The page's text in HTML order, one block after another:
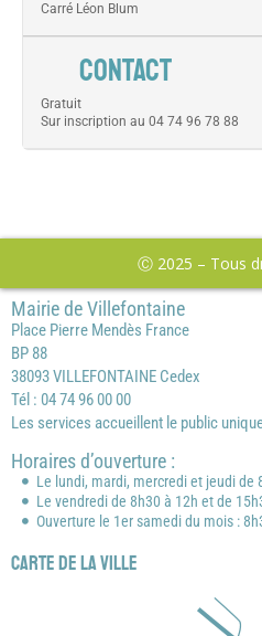
Carré Léon Blum
CONTACT
Gratuit
Sur inscription au 04 74 96 78 88
Ⓒ 2025 – Tous
Mairie de Villefontaine
Place Pierre Mendès France
BP 88
38093 VILLEFONTAINE Cedex
Tél : 04 74 96 00 00
Les services accueillent le public
Horaires d’ouverture :
Le lundi, mardi, mercredi et jeudi de
Le vendredi de 8h30 à 12h et de
Ouverture le 1er samedi du mois :
Carte de la ville